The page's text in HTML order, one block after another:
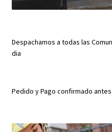
Despachamos a todas las
dia
Pedido y Pago confirmado